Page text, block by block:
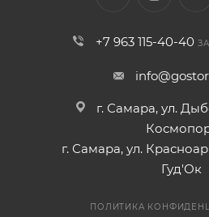
Тройная камера с ИИ
искусство. Создавайте не
iPhone 17 Pro Max
+7 963 115-40-40
г. Самара, ул.
г. Самара, ул.
Гуд'Ок
ПОЛИТИКА